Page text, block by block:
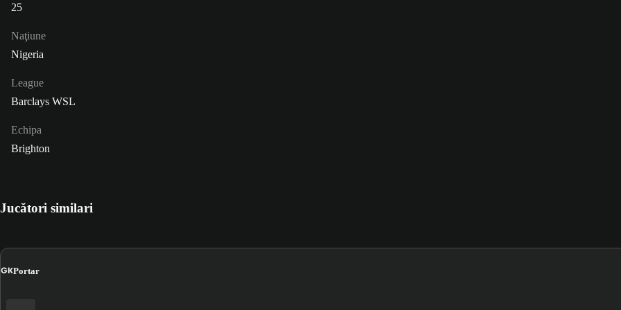
25
Naţiune
Nigeria
League
Barclays WSL
Echipa
Brighton
Jucători similari
GKPortar